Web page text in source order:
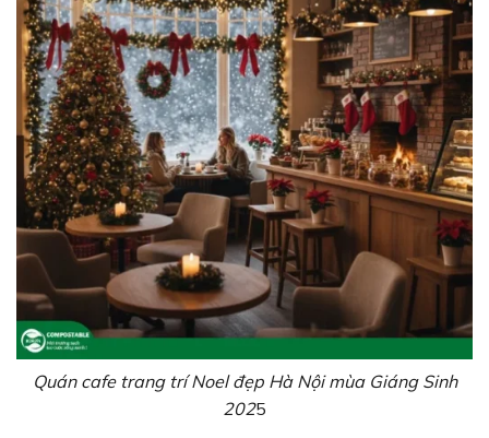
Quán cafe trang trí Noel đẹp Hà Nội mùa Giáng Sinh
2025